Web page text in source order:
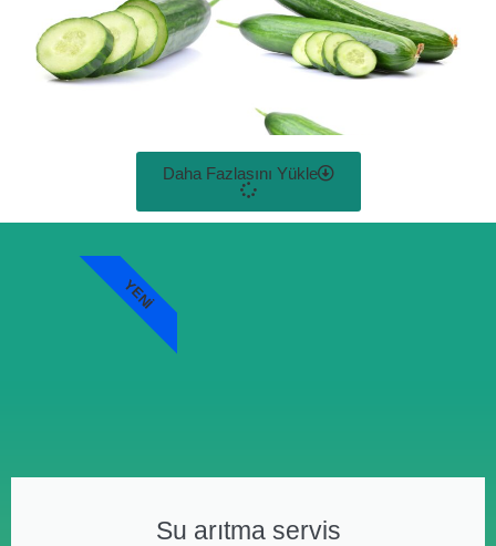
Daha Fazlasını Yükle
Su arıtma servis
YENI